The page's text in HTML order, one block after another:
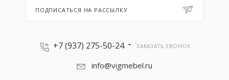
ПОДПИСАТЬСЯ НА РАССЫЛКУ
+7 (937) 275-50-24 ЗАКАЗАТЬ ЗВОНОК
info@vigmebel.ru